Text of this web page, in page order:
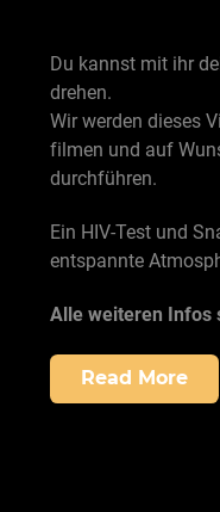
Du kannst mit ihr
drehen.
Wir werden dieses
filmen und auf
durchführen.
Ein HIV-Test und
entspannte
Alle weiteren Infos
Read More